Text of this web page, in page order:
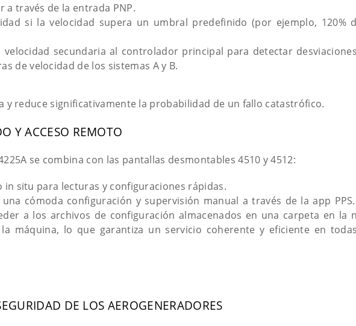
través de la entrada PNP.
si la velocidad supera un umbral predefinido (por ejemplo, 120%
secundaria al controlador principal para detectar
de velocidad de los sistemas A y B.
y reduce significativamente la probabilidad de un fallo catastrófico.
Y ACCESO REMOTO
se combina con las pantallas desmontables 4510 y 4512:
in situ para lecturas y configuraciones rápidas.
cómoda configuración y supervisión manual a través de la app
a los archivos de configuración almacenados en una carpeta en la
máquina, lo que garantiza un servicio coherente y eficiente en
DE LOS AEROGENERADORES